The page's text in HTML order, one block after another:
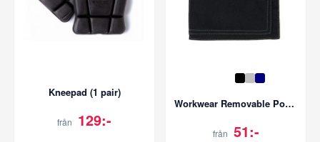
Kneepad (1 pair)
från 129:-
Workwear Removable Pocket - Block Pro
från 51:-